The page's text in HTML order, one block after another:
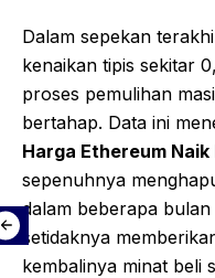
Dalam sepekan
kenaikan tipis sekitar
proses pemulihan
bertahap. Data ini
Harga Ethereum Naik
sepenuhnya
dalam beberapa
setidaknya
kembalinya minat beli